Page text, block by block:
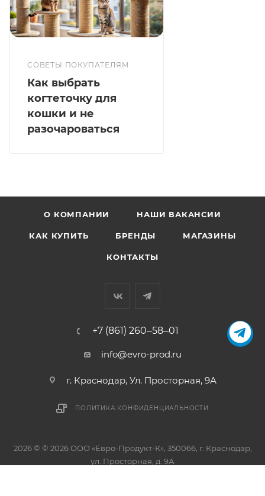
СОВЕТЫ ПОКУПАТЕЛЯМ
Как выбрать
когтеточку для
кошки и не
разочароваться
О КОМПАНИИ НАШИ ВАКАНСИИ
КАК КУПИТЬ БРЕНДЫ МАГАЗИНЫ
КОНТАКТЫ
+7 (861) 260‒58‒01
info@evro-prod.ru
г. Краснодар, ​Ул. Просторная, 9А
ПОЛИТИКА КОНФИДЕНЦИАЛЬНОСТИ
2026 © © 2026 ООО «Евро-Продукт-К», 350066, г. Краснодар,
ул. Просторная, д. 9А